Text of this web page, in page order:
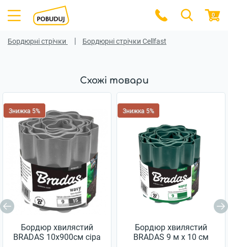
0
Бордюрні стрічки Бордюрні стрічки Cellfast
Схожі товари
Знижка 5%
Бордюр хвилястий
BRADAS 10х900см сіра
Знижка 5%
Бордюр хвилястий
BRADAS 9 м x 10 см